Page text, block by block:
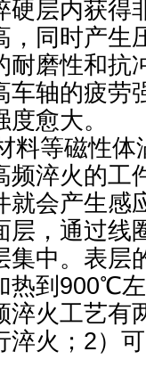
硬层内获得
，同时产生
耐磨性和抗
车轴的疲劳
愈大。
等磁性体
频淬火的工
就会产生感
层，通过线
集中。表层
热到900℃
淬火工艺有
淬火；2）